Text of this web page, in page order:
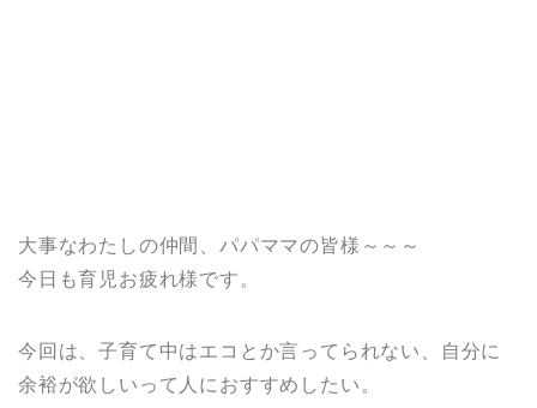
大事なわたしの仲間、パパママの皆様～～～
今日も育児お疲れ様です。
今回は、子育て中はエコとか言ってられない、自分に
余裕が欲しいって人におすすめしたい。